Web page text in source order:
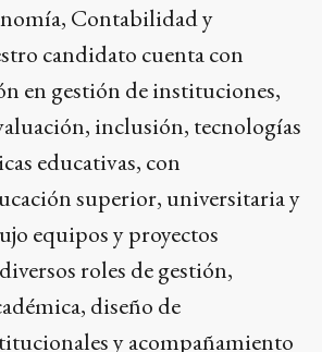
Contabilidad y
candidato cuenta con
en gestión de instituciones,
inclusión, tecnologías
educativas, con
superior, universitaria y
equipos y proyectos
roles de gestión,
diseño de
y acompañamiento